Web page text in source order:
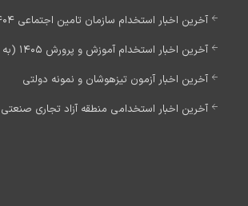
آخرین اخبار استخدام سازمان تامین اجتماعی 1404 (به زودی)
آخرین اخبار استخدام آموزش و پرورش 1405 (به زودی)
آخرین اخبار آزمون تیزهوشان و نمونه دولتی
آخرین اخبار استخدامی منطقه آزاد تجاری صنعتی 1405